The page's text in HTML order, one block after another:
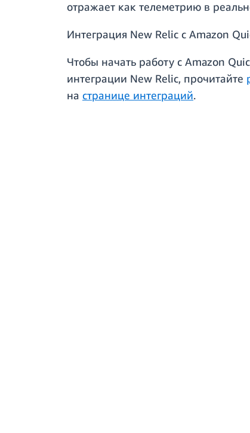
отражает как телеметрию в
Интеграция New Relic с Amazon
Чтобы начать работу с Amazon
интеграции New Relic, прочитайте
на странице интеграций.